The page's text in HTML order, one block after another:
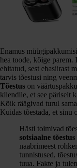
Enamus
hea toode, kõige parem.
ehitatud, sest ebasiirast
tarvis tõestusi ning
Tõestus on
kliendile, et see päriselt
Kõik räägivad turul
Kuidas tõestada, et sinu
Hästi toimivad
sotsiaalne tõestus
naabrimeest
tunnistused,
tuua. Fakte ja